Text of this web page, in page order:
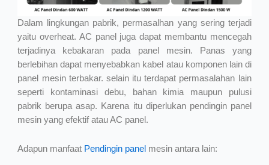
Dalam lingkungan pabrik, permasalhan yang sering terjadi
yaitu overheat. AC panel juga dapat membantu mencegah
terjadinya kebakaran pada panel mesin. Panas yang
berlebihan dapat menyebabkan kabel atau komponen lain di
panel mesin terbakar. selain itu terdapat permasalahan lain
seperti kontaminasi debu, bahan kimia maupun pulusi
pabrik berupa asap. Karena itu diperlukan pendingin panel
mesin yang efektif atau AC panel.
Adapun manfaat Pendingin panel mesin antara lain: